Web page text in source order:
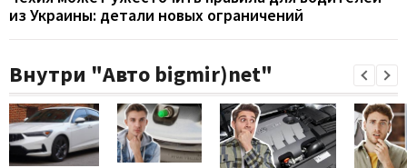
из Украины: детали новых ограничений
Внутри "Авто bigmir)net"